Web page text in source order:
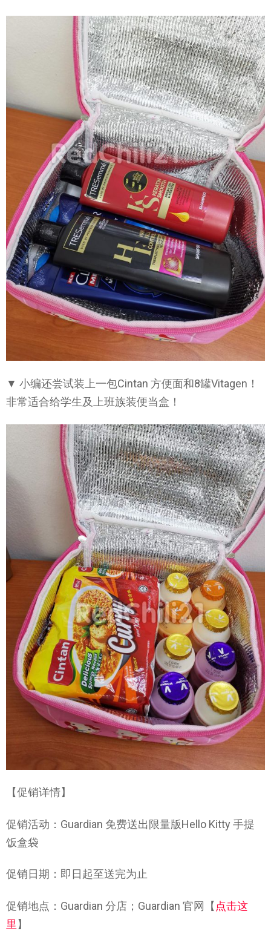
▼ 小编还尝试装上一包Cintan 方便面和8罐Vitagen！
非常适合给学生及上班族装便当盒！
【促销详情】
促销活动：Guardian 免费送出限量版Hello Kitty 手提
饭盒袋
促销日期：即日起至送完为止
促销地点：Guardian 分店；Guardian 官网【点击这
里】